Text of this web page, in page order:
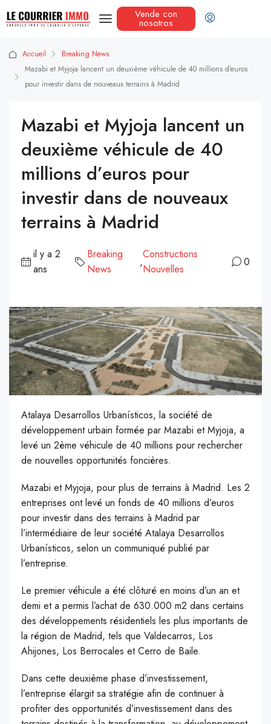
Vende con
nosotros
Accueil
Breaking News
Mazabi et Myjoja lancent un deuxième véhicule de 40 millions d’euros
pour investir dans de nouveaux terrains à Madrid
Mazabi et Myjoja lancent un
deuxième véhicule de 40
millions d’euros pour
investir dans de nouveaux
terrains à Madrid
il y a 2
ans
Breaking
News
,
Constructions
Nouvelles
0
Atalaya Desarrollos Urbanísticos, la société de
développement urbain formée par Mazabi et Myjoja, a
levé un 2ème véhicule de 40 millions pour rechercher
de nouvelles opportunités foncières.
Mazabi et Myjoja, pour plus de terrains à Madrid. Les 2
entreprises ont levé un fonds de 40 millions d’euros
pour investir dans des terrains à Madrid par
l’intermédiaire de leur société Atalaya Desarrollos
Urbanísticos, selon un communiqué publié par
l’entreprise.
Le premier véhicule a été clôturé en moins d’un an et
demi et a permis l’achat de 630.000 m2 dans certains
des développements résidentiels les plus importants de
la région de Madrid, tels que Valdecarros, Los
Ahijones, Los Berrocales et Cerro de Baile.
Dans cette deuxième phase d’investissement,
l’entreprise élargit sa stratégie afin de continuer à
profiter des opportunités d’investissement dans des